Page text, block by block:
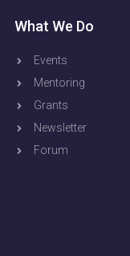
What We Do
Events
Mentoring
Grants
Newsletter
Forum